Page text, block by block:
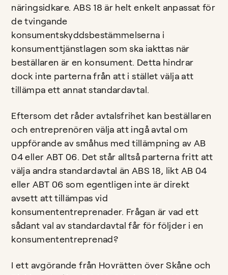
näringsidkare. ABS 18 är helt enkelt anpassat för
de tvingande
konsumentskyddsbestämmelserna i
konsumenttjänstlagen som ska iakttas när
beställaren är en konsument. Detta hindrar
dock inte parterna från att i stället välja att
tillämpa ett annat standardavtal.
Eftersom det råder avtalsfrihet kan beställaren
och entreprenören välja att ingå avtal om
uppförande av småhus med tillämpning av AB
04 eller ABT 06. Det står alltså parterna fritt att
välja andra standardavtal än ABS 18, likt AB 04
eller ABT 06 som egentligen inte är direkt
avsett att tillämpas vid
konsumententreprenader. Frågan är vad ett
sådant val av standardavtal får för följder i en
konsumententreprenad?
I ett avgörande från Hovrätten över Skåne och